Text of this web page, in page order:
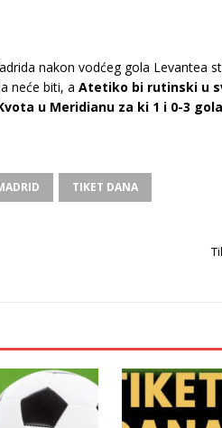
nakon vodćeg gola Levantea
neće biti, a Atetiko bi rutinski u
u Meridianu za ki 1 i 0-3
TIKET DANA